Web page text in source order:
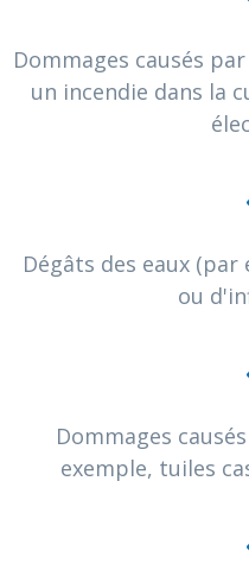
Dommages causés
un incendie dans la
Dégâts des eaux
ou
Dommages
exemple, tuiles